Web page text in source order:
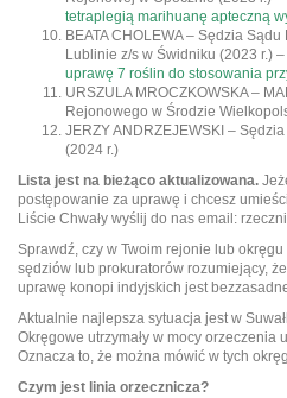
tetraplegią marihuanę apteczną
BEATA CHOLEWA – Sędzia
Lublinie z/s w Świdniku (2023 r.) –
uprawę 7 roślin do stosowania
URSZULA MROCZKOWSKA –
Rejonowego w Środzie
JERZY ANDRZEJEWSKI –
(2024 r.)
Lista jest na bieżąco aktualizowana.
postępowanie za uprawę i chcesz
Liście Chwały wyślij do nas email:
Sprawdź, czy w Twoim rejonie lub
sędziów lub prokuratorów rozumiejący,
uprawę konopi indyjskich jest
Aktualnie najlepsza sytuacja jest w
Okręgowe utrzymały w mocy
Oznacza to, że można mówić w tych
Czym jest linia orzecznicza?